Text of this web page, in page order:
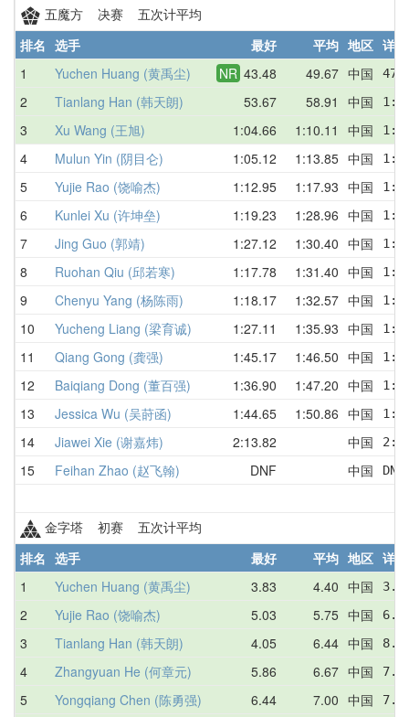
五魔方 决赛 五次计平均
排名 选手 最好 平均 地区 详情
1
Yuchen Huang (黄禹尘) NR 43.48 49.67 中国
2 Tianlang Han (韩天朗) 53.67 58.91 中国
3 Xu Wang (王旭) 1:04.66 1:10.11 中国
4 Mulun Yin (阴目仑) 1:05.12 1:13.85 中国
5 Yujie Rao (饶喻杰) 1:12.95 1:17.93 中国
6 Kunlei Xu (许坤垒) 1:19.23 1:28.96 中国
7 Jing Guo (郭靖) 1:27.12 1:30.40 中国
8 Ruohan Qiu (邱若寒) 1:17.78 1:31.40 中国
9 Chenyu Yang (杨陈雨) 1:18.17 1:32.57 中国
10 Yucheng Liang (梁育诚) 1:27.11 1:35.93 中国
11 Qiang Gong (龚强) 1:45.17 1:46.50 中国
12 Baiqiang Dong (董百强) 1:36.90 1:47.20 中国
13 Jessica Wu (吴莳函) 1:44.65 1:50.86 中国
14 Jiawei Xie (谢嘉炜) 2:13.82 中国
15 Feihan Zhao (赵飞翰) DNF 中国
金字塔 初赛 五次计平均
排名 选手 最好 平均 地区 详情
1
Yuchen Huang (黄禹尘) 3.83 4.40 中国
2 Yujie Rao (饶喻杰) 5.03 5.75 中国
3 Tianlang Han (韩天朗) 4.05 6.44 中国
4 Zhangyuan He (何章元) 5.86 6.67 中国
5 Yongqiang Chen (陈勇强) 6.44 7.00 中国